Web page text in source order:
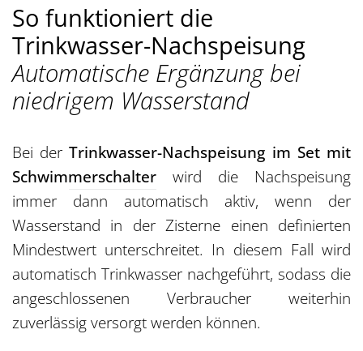
So funktioniert die
Trinkwasser-Nachspeisung
Automatische Ergänzung bei
niedrigem Wasserstand
Bei derTrinkwasser-Nachspeisung im Set mit
Schwimmerschalter wird die Nachspeisung
immer dann automatisch aktiv, wenn der
Wasserstand in der Zisterne einen definierten
Mindestwert unterschreitet. In diesem Fall wird
automatisch Trinkwasser nachgeführt, sodass die
angeschlossenen Verbraucher weiterhin
zuverlässig versorgt werden können.